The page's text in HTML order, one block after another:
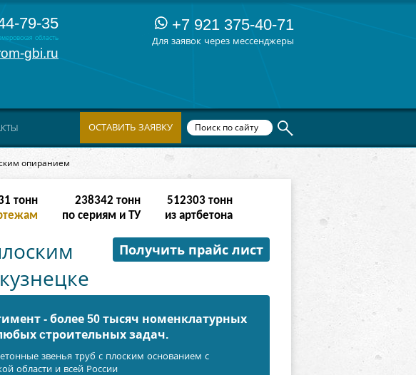
79-35
область
gbi.ru
+7 921 375-40-71
Для заявок через мессенджеры
опиранием
ОСТАВИТЬ ЗАЯВКУ
тонн
238342 тонн
по сериям и ТУ
512303тонн
из артбетона
Получить прайс лист
- более 50 тысяч номенклатурных
cтроительных задач.
звенья труб с плоским основанием с
области и всей России